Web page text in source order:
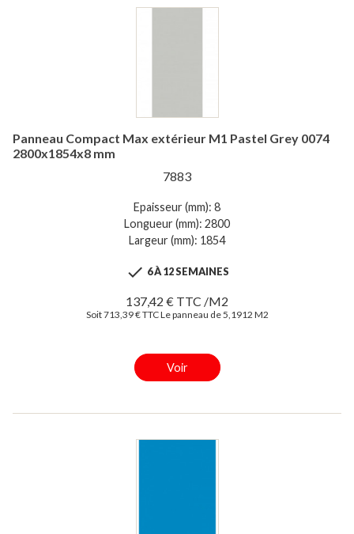
Panneau Compact Max extérieur M1 Pastel Grey 0074
2800x1854x8 mm
7883
Epaisseur (mm): 8
Longueur (mm): 2800
Largeur (mm): 1854
 6 À 12 SEMAINES
137,42 € TTC /M2
Soit 713,39 € TTC Le panneau de 5,1912 M2
Voir